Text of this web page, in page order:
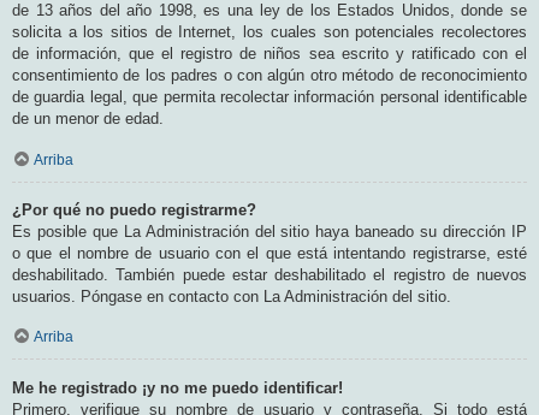
de 13 años del año 1998, es una ley de los Estados Unidos, donde se
solicita a los sitios de Internet, los cuales son potenciales recolectores
de información, que el registro de niños sea escrito y ratificado con el
consentimiento de los padres o con algún otro método de reconocimiento
de guardia legal, que permita recolectar información personal identificable
de un menor de edad.
Arriba
¿Por qué no puedo registrarme?
Es posible que La Administración del sitio haya baneado su dirección IP
o que el nombre de usuario con el que está intentando registrarse, esté
deshabilitado. También puede estar deshabilitado el registro de nuevos
usuarios. Póngase en contacto con La Administración del sitio.
Arriba
Me he registrado ¡y no me puedo identificar!
Primero, verifique su nombre de usuario y contraseña. Si todo está